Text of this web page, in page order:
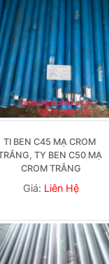
TI BEN C45 MẠ CROM
TY BEN C50 MẠ
CROM TRẮNG
Giá: Liên Hệ